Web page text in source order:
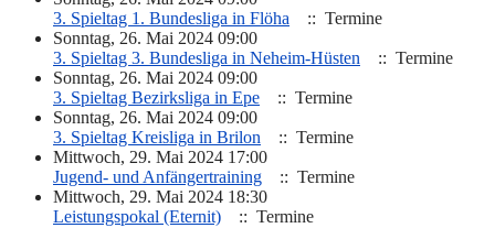
3. Spieltag 1. Bundesliga in Flöha
:: Termine
Sonntag, 26. Mai 2024 09:00
3. Spieltag 3. Bundesliga in Neheim-Hüsten
:: Termine
Sonntag, 26. Mai 2024 09:00
3. Spieltag Bezirksliga in Epe
:: Termine
Sonntag, 26. Mai 2024 09:00
3. Spieltag Kreisliga in Brilon
:: Termine
Mittwoch, 29. Mai 2024 17:00
Jugend- und Anfängertraining
:: Termine
Mittwoch, 29. Mai 2024 18:30
Leistungspokal (Eternit)
:: Termine